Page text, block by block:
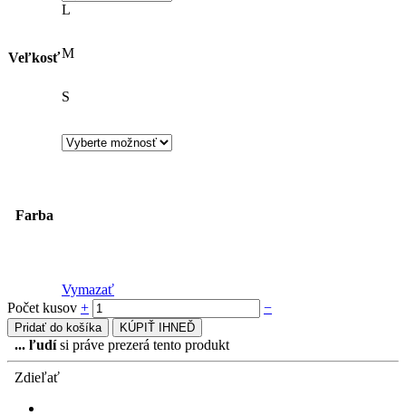
Veľkosť
L
M
S
Farba
Vymazať
Počet kusov + −
Pridať do košíka KÚPIŤ IHNEĎ
... ľudísi práve prezerá tento produkt
Zdieľať